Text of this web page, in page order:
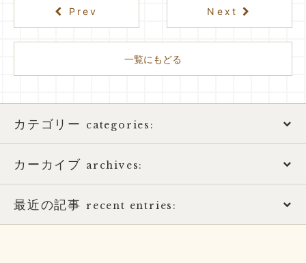
カテゴリー categories:
アトピー性皮膚炎
おススメ書籍
カーカイブ archives:
2026年
最近の記事 recent entries:
Prev
一覧にもどる
Next